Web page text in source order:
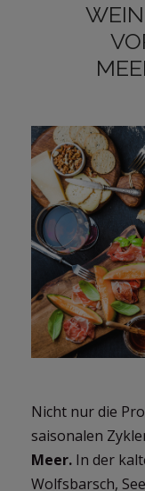
Nicht nur die
saisonalen
Meer. In der
Wolfsbarsch,